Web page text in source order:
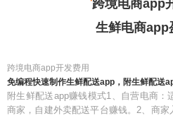
跨境电商app
生鲜电商app
跨境电商app开发费用
免编程快速制作生鲜配送app，附生鲜配送
附生鲜配送app赚钱模式1、自营电商
商家，自建外卖配送平台赚钱。2、商家